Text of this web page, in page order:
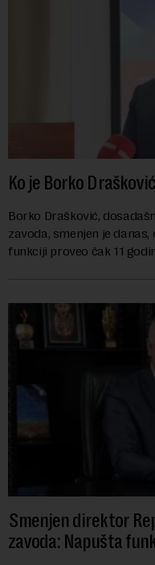
Ko je Borko
Borko Drašković,
zavoda, smenjen je
funkciji proveo čak 11
Smenjen direktor
zavoda: Napušta